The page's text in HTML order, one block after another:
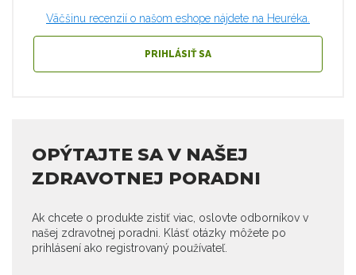
Väčšinu recenzií o našom eshope nájdete na Heuréka.
PRIHLÁSIŤ SA
OPÝTAJTE SA V NAŠEJ
ZDRAVOTNEJ PORADNI
Ak chcete o produkte zistiť viac, oslovte odborníkov v
našej zdravotnej poradni. Klásť otázky môžete po
prihlásení ako registrovaný používateľ.